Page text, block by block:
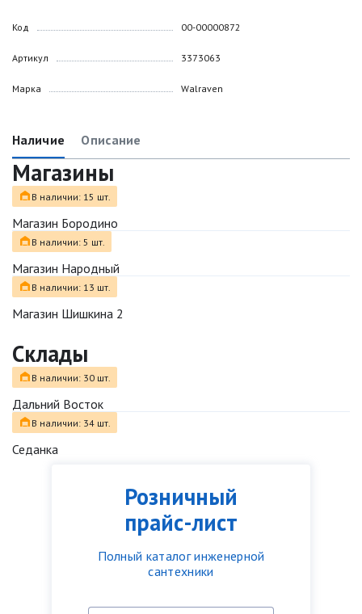
Розничный
прайс-лист
Полный каталог инженерной
сантехники
Код
Артикул
Марка
00-00000872
3373063
Walraven
Наличие Описание
Магазины
В наличии: 15 шт.
Магазин Бородино
В наличии: 5 шт.
Магазин Народный
В наличии: 13 шт.
Магазин Шишкина 2
Склады
В наличии: 30 шт.
Дальний Восток
В наличии: 34 шт.
Седанка